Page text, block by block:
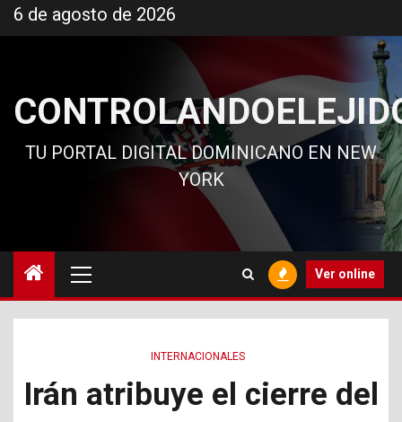
al
6 de agosto de 2026
TU PORTAL DIGITAL DOMINICANO EN NEW
YORK
principal
Ver online
INTERNACIONALES
Irán atribuye el cierre del